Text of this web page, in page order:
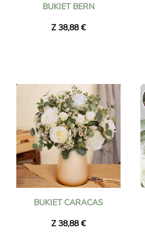
BUKIET BERN
Z 38,88 €
BUKIET CARACAS
Z 38,88 €